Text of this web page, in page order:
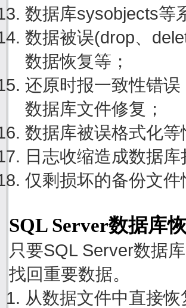
数据库sysobjects等
数据被误(drop、
数据恢复等；
还原时报一致性错
数据库文件修复；
数据库被误格式化
日志收缩造成数据
仅剩损坏的备份文
SQL Server数据库
只要SQL Server数据
找回重要数据。
从数据文件中直接恢